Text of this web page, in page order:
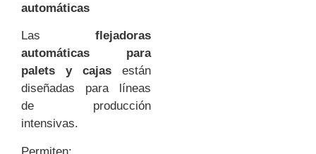
automáticas
Las flejadoras
automáticas para
palets y cajas están
diseñadas para líneas
de producción
intensivas.
Permiten: